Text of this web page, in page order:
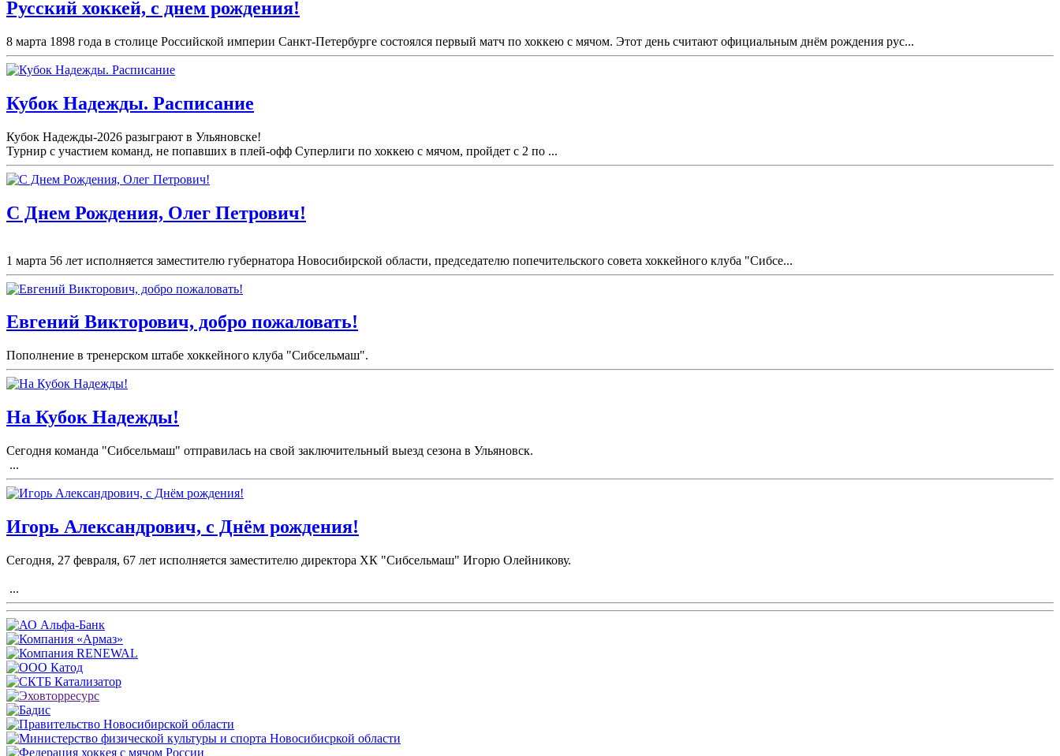
Русский хоккей, с днем рождения!
8 марта 1898 года в столице Российской империи Санкт-Петербурге состоялся первый матч по хоккею с мячом. Этот день считают официальным днём рождения рус...
Кубок Надежды. Расписание
Кубок Надежды-2026 разыграют в Ульяновске!
Турнир с участием команд, не попавших в плей-офф Суперлиги по хоккею с мячом, пройдет с 2 по ...
С Днем Рождения, Олег Петрович!
1 марта 56 лет исполняется заместителю губернатора Новосибирской области, председателю попечительского совета хоккейного клуба "Сибсе...
Евгений Викторович, добро пожаловать!
Пополнение в тренерском штабе хоккейного клуба "Сибсельмаш".
На Кубок Надежды!
Сегодня команда "Сибсельмаш" отправилась на свой заключительный выезд сезона в Ульяновск.
...
Игорь Александрович, с Днём рождения!
Сегодня, 27 февраля, 67 лет исполняется заместителю директора ХК "Сибсельмаш" Игорю Олейникову.
...